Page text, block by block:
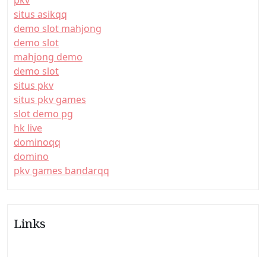
situs asikqq
demo slot mahjong
demo slot
mahjong demo
demo slot
situs pkv
situs pkv games
slot demo pg
hk live
dominoqq
domino
pkv games bandarqq
Links